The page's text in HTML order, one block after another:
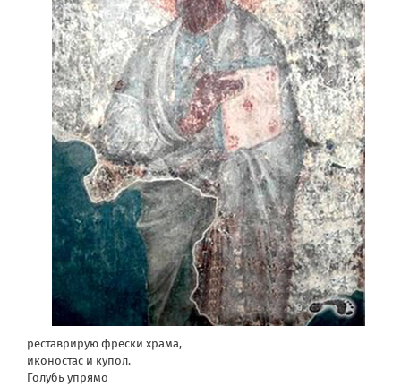
реставрирую фрески храма,
иконостас и купол.
Голубь упрямо